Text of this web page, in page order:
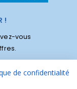
!
vous
de confidentialité